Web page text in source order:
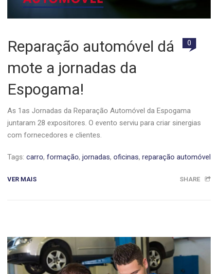
Reparação automóvel dá
mote a jornadas da
Espogama!
0
As 1as Jornadas da Reparação Automóvel da Espogama
juntaram 28 expositores. O evento serviu para criar sinergias
com fornecedores e clientes.
Tags: carro, formação, jornadas, oficinas, reparação automóvel
VER MAIS SHARE